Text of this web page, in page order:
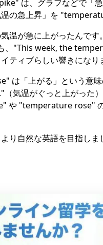
は、グラフなどで「
の急上昇」を
温が急に上がったんで
、"This week, the
ティブらしい響きになり
は「上がる」という意
気温がぐっと上がった）
や "temperature rose"
り自然な英語を目指しま